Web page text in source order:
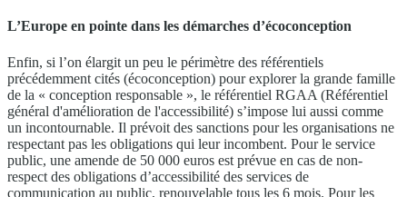
L’Europe en pointe dans les démarches d’écoconception
Enfin, si l’on élargit un peu le périmètre des référentiels
précédemment cités (écoconception) pour explorer la grande famille
de la « conception responsable », le référentiel RGAA (Référentiel
général d'amélioration de l'accessibilité) s’impose lui aussi comme
un incontournable. Il prévoit des sanctions pour les organisations ne
respectant pas les obligations qui leur incombent. Pour le service
public, une amende de 50 000 euros est prévue en cas de non-
respect des obligations d’accessibilité des services de
communication au public, renouvelable tous les 6 mois. Pour les